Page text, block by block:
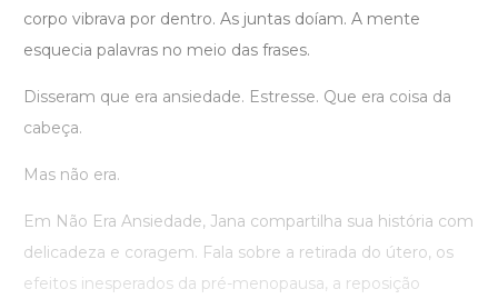
corpo vibrava por dentro. As juntas doíam. A mente
esquecia palavras no meio das frases.
Disseram que era ansiedade. Estresse. Que era coisa da
cabeça.
Mas não era.
Em Não Era Ansiedade, Jana compartilha sua história com
delicadeza e coragem. Fala sobre a retirada do útero, os
efeitos inesperados da pré-menopausa, a reposição